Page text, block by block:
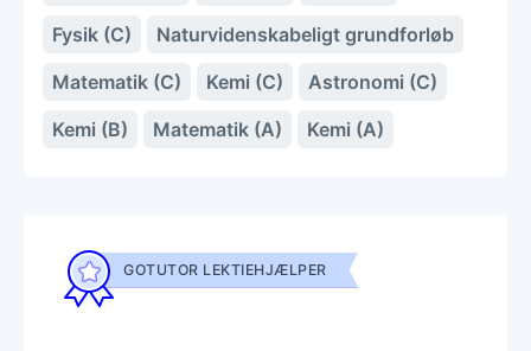
Fysik (C)
Naturvidenskabeligt grundforløb
Matematik (C)
Kemi (C)
Astronomi (C)
Kemi (B)
Matematik (A) Kemi (A)
GOTUTOR LEKTIEHJÆLPER